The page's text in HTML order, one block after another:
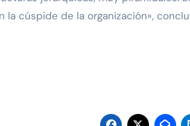
la cúspide de la organización»,